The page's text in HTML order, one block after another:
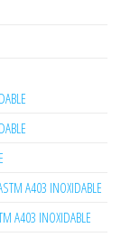
A403 INOXIDABLE
A403 INOXIDABLE